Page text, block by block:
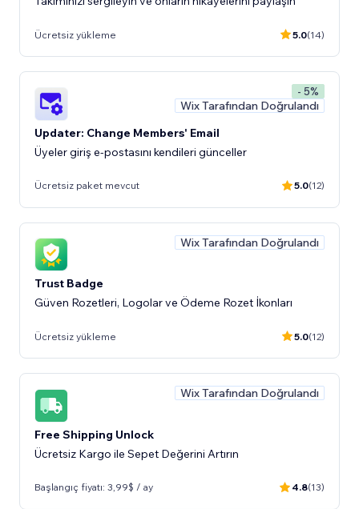
Ücretsiz yükleme 5.0(14)
- 5%
Wix Tarafından Doğrulandı
Updater: Change Members' Email
Üyeler giriş e-postasını kendileri günceller
Ücretsiz paket mevcut 5.0(12)
Wix Tarafından Doğrulandı
Trust Badge
Güven Rozetleri, Logolar ve Ödeme Rozet İkonları
Ücretsiz yükleme 5.0(12)
Wix Tarafından Doğrulandı
Free Shipping Unlock
Ücretsiz Kargo ile Sepet Değerini Artırın
Başlangıç fiyatı: 3,99$ / ay 4.8(13)